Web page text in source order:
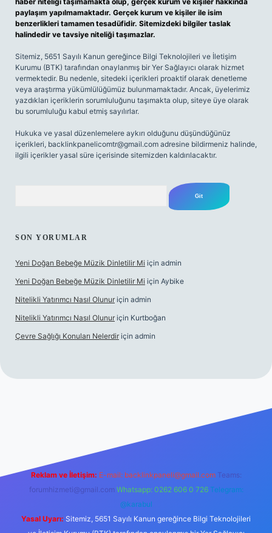
paylaşım yapılmamaktadır. Gerçek kurum ve kişiler ile isim
benzerlikleri tamamen tesadüfidir. Sitemizdeki bilgiler taslak
halindedir ve tavsiye niteliği taşımazlar.
Sitemiz, 5651 Sayılı Kanun gereğince Bilgi Teknolojileri ve İletişim
Kurumu (BTK) tarafından onaylanmış bir Yer Sağlayıcı olarak hizmet
vermektedir. Bu nedenle, sitedeki içerikleri proaktif olarak denetleme
veya araştırma yükümlülüğümüz bulunmamaktadır. Ancak, üyelerimiz
yazdıkları içeriklerin sorumluluğunu taşımakta olup, siteye üye olarak
bu sorumluluğu kabul etmiş sayılırlar.
Hukuka ve yasal düzenlemelere aykırı olduğunu düşündüğünüz
içerikleri, backlinkpanelicomtr@gmail.com adresine bildirmeniz halinde,
ilgili içerikler yasal süre içerisinde sitemizden kaldırılacaktır.
SON YORUMLAR
Yeni Doğan Bebeğe Müzik Dinletilir Mi için admin
Yeni Doğan Bebeğe Müzik Dinletilir Mi için Aybike
Nitelikli Yatırımcı Nasıl Olunur için admin
Nitelikli Yatırımcı Nasıl Olunur için Kurtboğan
Çevre Sağlığı Konuları Nelerdir için admin
Reklam ve İletişim: E-mail: backlinkpaneli@gmail.com Teams:
forumhizmeti@gmail.com Whatsapp: 0262 606 0 726 Telegram:
@karabul
Yasal Uyarı: Sitemiz, 5651 Sayılı Kanun gereğince Bilgi Teknolojileri